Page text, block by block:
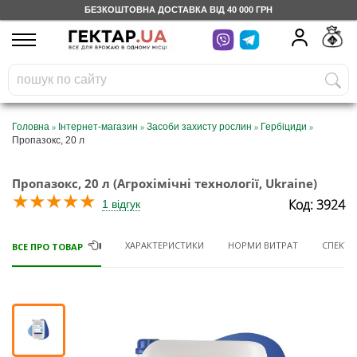
БЕЗКОШТОВНА ДОСТАВКА ВІД 40 000 ГРН
UA
На вашому
бонусному рахунку
грн
Безкоштовно по Україні
Категорії
Щоденник
Відгуки
Головна » Інтернет-магазин » Засоби захисту рослин » Гербіциди »
Пропазокс, 20 л
Пропазокс, 20 л (Агрохімічні технології, Ukraine)
★★★★★ 1 відгук Код: 3924
ВСЕ ПРО ТОВАР ХАРАКТЕРИСТИКИ НОРМИ ВИТРАТ СПЕКТР